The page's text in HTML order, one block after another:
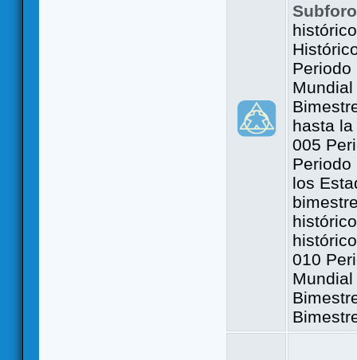
Periodo
hasta
005
Periodo
los
010